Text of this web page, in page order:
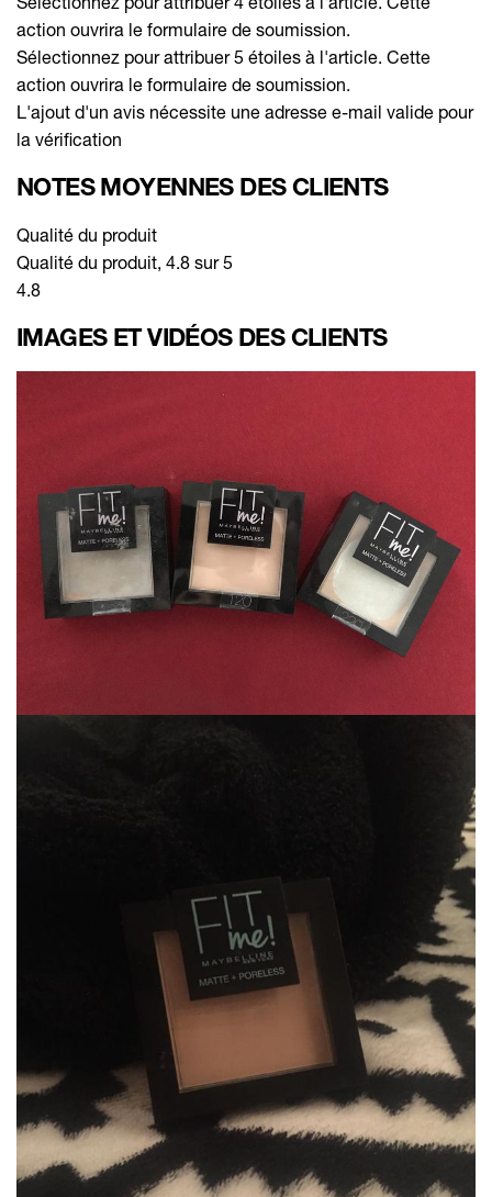
action ouvrira le formulaire de soumission.
Sélectionnez pour attribuer 5 étoiles à l'article. Cette
action ouvrira le formulaire de soumission.
L'ajout d'un avis nécessite une adresse e-mail valide pour
la vérification
NOTES MOYENNES DES CLIENTS
Qualité du produit
Qualité du produit, 4.8 sur 5
4.8
IMAGES ET VIDÉOS DES CLIENTS